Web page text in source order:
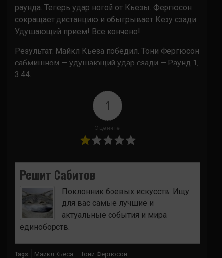
раунда. Теперь удар ногой от Кьезы. Фергюсон
сокращает дистанцию и обыгрывает Кезу сзади.
Удушающий прием! Все кончено!
Результат: Майкл Кьеза победил. Тони Фергюсон
сабмишном — удушающий удар сзади — Раунд 1,
3:44.
1
Оцените
Решит Сабитов
Поклонник боевых искусств. Ищу
для вас самые лучшие и
актуальные события и мира
единоборств.
Tags: Майкл Кьеса Тони Фергюсон